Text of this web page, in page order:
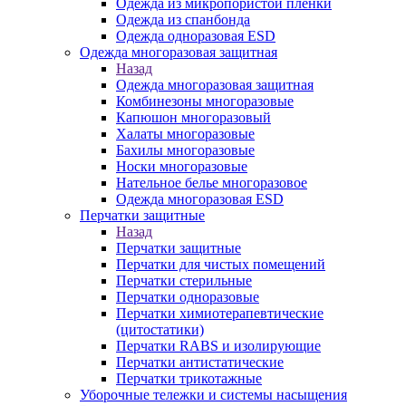
Одежда из спанбонда
Одежда одноразовая ESD
Одежда многоразовая защитная
Назад
Одежда многоразовая защитная
Комбинезоны многоразовые
Капюшон многоразовый
Халаты многоразовые
Бахилы многоразовые
Носки многоразовые
Нательное белье многоразовое
Одежда многоразовая ESD
Перчатки защитные
Назад
Перчатки защитные
Перчатки для чистых помещений
Перчатки стерильные
Перчатки одноразовые
Перчатки химиотерапевтические
(цитостатики)
Перчатки RABS и изолирующие
Перчатки антистатические
Перчатки трикотажные
Уборочные тележки и системы насыщения